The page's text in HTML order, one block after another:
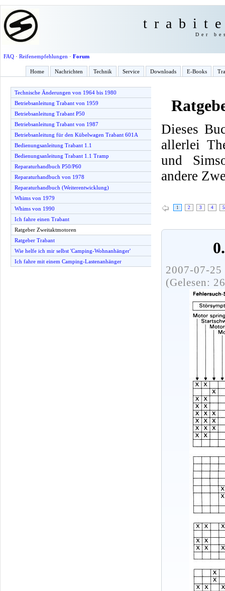
Der
FAQ· Reifenempfehlungen · Forum
Home Nachrichten Technik Service Downloads E-Books
Technische Änderungen von 1964 bis 1980
Betriebsanleitung Trabant von 1959
Betriebsanleitung Trabant P50
Betriebsanleitung Trabant von 1987
Betriebsanleitung für den Kübelwagen Trabant 601A
Bedienungsanleitung Trabant 1.1
Bedienungsanleitung Trabant 1.1 Tramp
Reparaturhandbuch P50/P60
Reparaturhandbuch von 1978
Reparaturhandbuch (Weiterentwicklung)
Whims von 1979
Whims von 1990
Ich fahre einen Trabant
Ratgeber Zweitaktmotoren
Ratgeber Trabant
Wie helfe ich mir selbst 'Camping-Wohnanhänger'
Ich fahre mit einem Camping-Lastenanhänger
Dieses
allerlei
und
andere
1 2 3 4 5
2007-07-
(Gelesen: